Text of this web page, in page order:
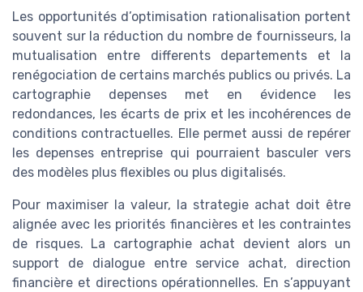
Les opportunités d’optimisation rationalisation portent
souvent sur la réduction du nombre de fournisseurs, la
mutualisation entre differents departements et la
renégociation de certains marchés publics ou privés. La
cartographie depenses met en évidence les
redondances, les écarts de prix et les incohérences de
conditions contractuelles. Elle permet aussi de repérer
les depenses entreprise qui pourraient basculer vers
des modèles plus flexibles ou plus digitalisés.
Pour maximiser la valeur, la strategie achat doit être
alignée avec les priorités financières et les contraintes
de risques. La cartographie achat devient alors un
support de dialogue entre service achat, direction
financière et directions opérationnelles. En s’appuyant